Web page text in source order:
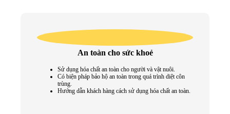
An toàn cho sức khoẻ
Sử dụng hóa chất an toàn cho người và vật nuôi.
Có biện pháp bảo hộ an toàn trong quá trình diệt côn
trùng.
Hướng dẫn khách hàng cách sử dụng hóa chất an toàn.